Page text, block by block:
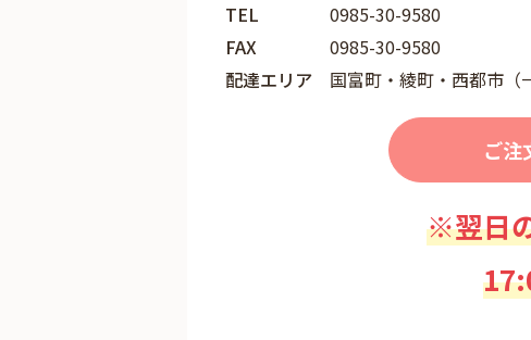
TEL
0985-30-9580
FAX
0985-30-9580
配達エリア
国富町・綾町・西都市（
ご注
※翌日